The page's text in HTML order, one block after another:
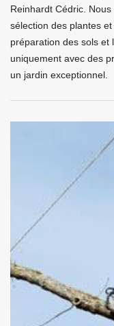
Reinhardt Cédric.
sélection des plantes
préparation des sols et
uniquement avec des
un jardin exceptionnel.